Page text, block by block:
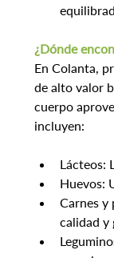
¿Dónde
En Colanta,
de alto valor
cuerpo
incluyen:
Lácteos:
Huevos:
Carnes y
calidad y